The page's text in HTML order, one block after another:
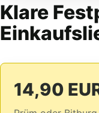
Klare
14,90